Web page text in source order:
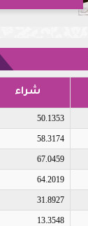
شراء
50.1353
58.3174
67.0459
64.2019
31.8927
13.3548